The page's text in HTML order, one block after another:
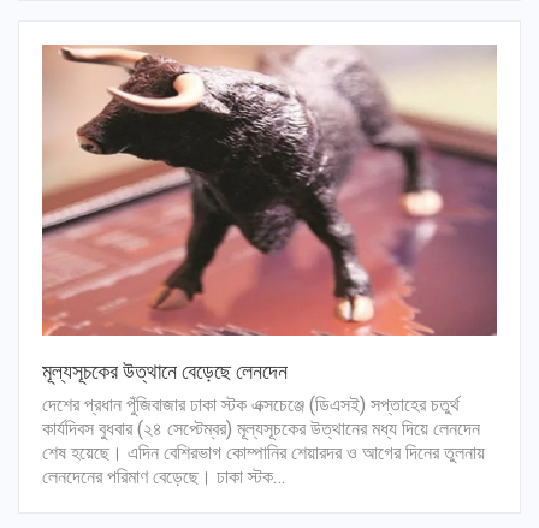
মূল্যসূচকের উত্থানে বেড়েছে লেনদেন
দেশের প্রধান পুঁজিবাজার ঢাকা স্টক এক্সচেঞ্জে (ডিএসই) সপ্তাহের চতুর্থ
কার্যদিবস বুধবার (২৪ সেপ্টেম্বর) মূল্যসূচকের উত্থানের মধ্য দিয়ে লেনদেন
শেষ হয়েছে। এদিন বেশিরভাগ কোম্পানির শেয়ারদর ও আগের দিনের তুলনায়
লেনদেনের পরিমাণ বেড়েছে। ঢাকা স্টক…